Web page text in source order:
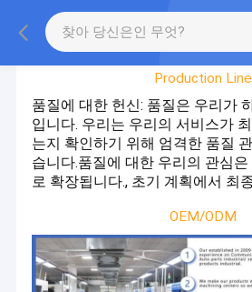
공장 투어
Production Line
품질에 대한 헌신: 품질은 우리가
입니다. 우리는 우리의 서비스가
는지 확인하기 위해 엄격한 품질
습니다.품질에 대한 우리의 관심
로 확장됩니다., 초기 계획에서 최
OEM/ODM